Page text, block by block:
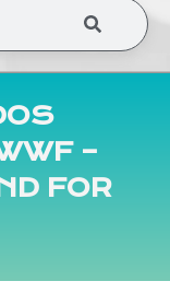
–
FOR